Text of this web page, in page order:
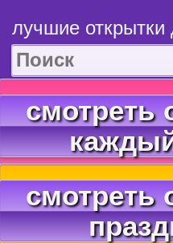
лучшие
смотреть
смотреть